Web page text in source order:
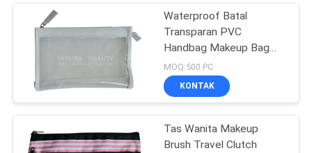
Set Kuas Rias
Perjalanan
Waterproof Batal
Transparan PVC
Handbag Makeup Bag
Dengan Zipper
MOQ:500 PC
KONTAK
Tas Wanita Makeup
Brush Travel Clutch